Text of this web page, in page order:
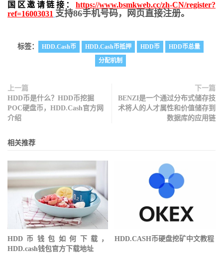
国区邀请链接： https://www.bsmkweb.cc/zh-CN/register?
ref=16003031 支持86手机号码，网页直接注册。
标签： HDD.Cash币 HDD.Cash币抵押 HDD币
HDD币总量
分配机制
上一篇
HDD币是什么？HDD币挖掘
POC硬盘币，HDD.Cash官方网
介绍
下一篇
BENZI是一个通过分布式储存技
术将人的人才属性和价值储存到
数据库的应用链
相关推荐
HDD币钱包如何下载，
HDD.cash钱包官方下载地址
HDD.CASH币硬盘挖矿中文教程